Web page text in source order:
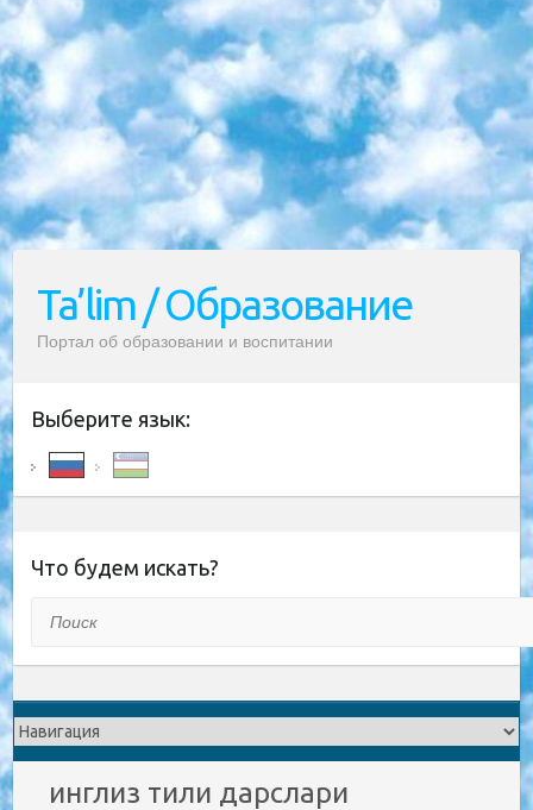
Ta’lim / Образование
Портал об образовании и воспитании
Выберите язык:
Что будем искать?
инглиз тили дарслари